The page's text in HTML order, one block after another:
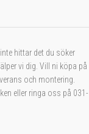
hittar det du söker
vi dig. Vill ni köpa på
och montering.
eller ringa oss på 031-